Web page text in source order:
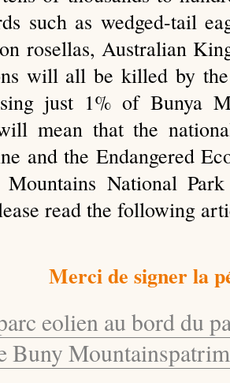
such as wedged-tail
rosellas, Australian
will all be killed by
just 1% of Bunya
mean that the
and the Endangered
National
read the following
Merci de signer la
eolien au bord du
Buny